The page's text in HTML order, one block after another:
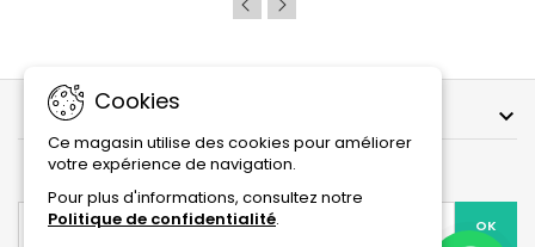

Cookies
Ce magasin utilise des cookies pour améliorer
votre expérience de navigation.
Pour plus d'informations, consultez notre
Politique de confidentialité.
LETTRE D'INFORMATIONS